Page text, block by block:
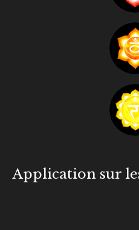
Application sur